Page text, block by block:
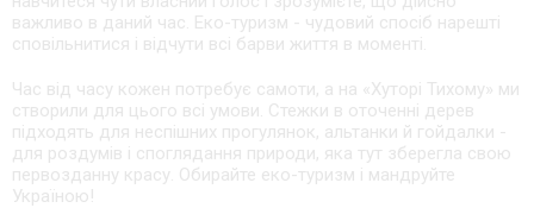
важливо в даний час. Еко-туризм - чудовий спосіб нарешті
сповільнитися і відчути всі барви життя в моменті.
Час від часу кожен потребує самоти, а на «Хуторі Тихому» ми
створили для цього всі умови. Стежки в оточенні дерев
підходять для неспішних прогулянок, альтанки й гойдалки -
для роздумів і споглядання природи, яка тут зберегла свою
первозданну красу. Обирайте еко-туризм і мандруйте
Україною!